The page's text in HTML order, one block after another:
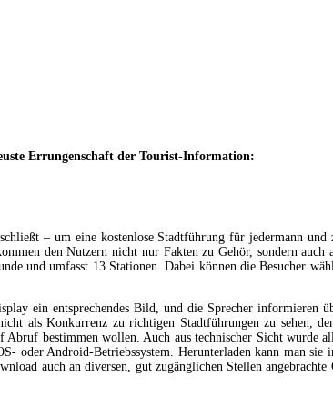
Errungenschaft der Tourist-Information:
– um eine kostenlose Stadtführung für jedermann und
den Nutzern nicht nur Fakten zu Gehör, sondern
und umfasst 13 Stationen. Dabei können die Besucher
ein entsprechendes Bild, und die Sprecher informieren
als Konkurrenz zu richtigen Stadtführungen zu sehen,
bestimmen wollen. Auch aus technischer Sicht wurde
oder Android-Betriebssystem. Herunterladen kann man
auch an diversen, gut zugänglichen Stellen angebrachte